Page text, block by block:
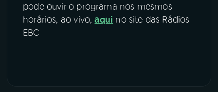
pode ouvir o programa nos mesmos
horários, ao vivo,aqui no site das Rádios
EBC